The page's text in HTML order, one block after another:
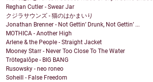
Reghan Cutler - Swear Jar
クジラサウンズ - 猫のはかまいり
Jonathan Brenner - Not Gettin’ Drunk, Not Gettin’ ...
MOTHICA - Another High
Arlene & the People - Straight Jacket
Mooney Starr - Never Too Close To The Water
Trötegalôpe - BIG BANG
Rusowsky - neo roneo
Soheill - False Freedom